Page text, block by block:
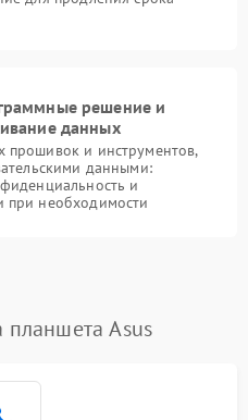
решение и
данных
прошивок и инструментов,
данными:
и
при необходимости
Asus